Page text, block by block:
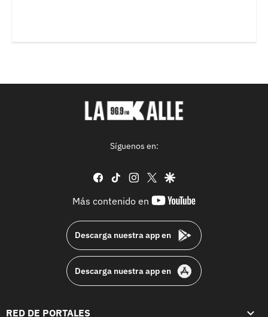
Síguenos en:
facebook
tiktok instagram
twittergoogle
Más contenido en
youtube-
Descarga nuestra app en
Descarga nuestra app en
RED DE PORTALES